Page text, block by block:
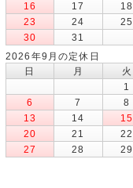
16
17 18
23
24 25
30
31
2026年9月の定休日
日
月 火
1
6
7 8
13
14 15
20
21 22
27
28 29